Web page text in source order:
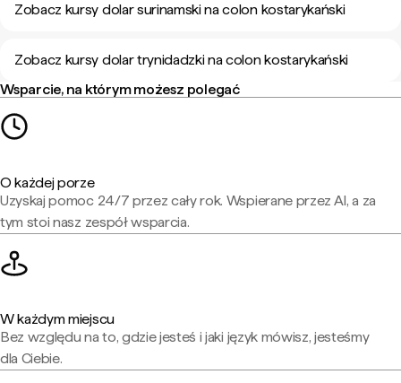
Zobacz kursy dolar surinamski na colon kostarykański
Zobacz kursy dolar trynidadzki na colon kostarykański
Wsparcie, na którym możesz polegać
O każdej porze
Uzyskaj pomoc 24/7 przez cały rok. Wspierane przez AI, a za
tym stoi nasz zespół wsparcia.
W każdym miejscu
Bez względu na to, gdzie jesteś i jaki język mówisz, jesteśmy
dla Ciebie.